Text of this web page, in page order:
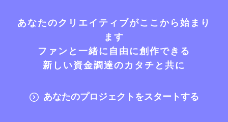
あなたのクリエイティブがここから始まり
ます
ファンと一緒に自由に創作できる
新しい資金調達のカタチと共に
あなたのプロジェクトをスタートする